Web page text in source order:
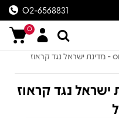
02-6568831
0
- מדינת ישראל נגד קראוז
נגד קראוז